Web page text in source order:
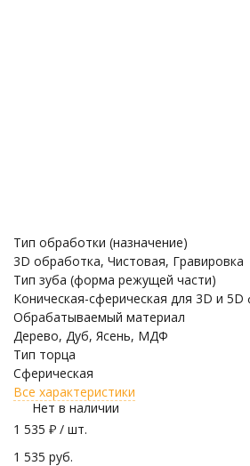
Тип обработки (назначение)
3D обработка, Чистовая, Гравировка
Тип зуба (форма режущей части)
Коническая-сферическая для 3D и 5D
Обрабатываемый материал
Дерево, Дуб, Ясень, МДФ
Тип торца
Сферическая
Все характеристики
Нет в наличии
1 535 ₽ / шт.
1 535 руб.